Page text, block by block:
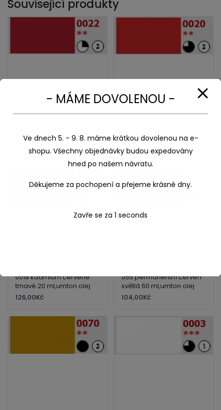
Související produkty
umton olej
52,00Kč
ml, umton olej
52,00Kč
0018 kadmium červené
tmavé 20 ml,umton olej
126,00Kč
055 permanentní červeň
světlá 60 ml,umton olej
104,00Kč
- MÁME DOVOLENOU -
Ve dnech 5. - 9. 8. máme krátkou dovolenou na e-
shopu. Všechny objednávky budou expedovány
hned po našem návratu.
Děkujeme za pochopení a přejeme krásné dny.
Zavře se za 1 seconds